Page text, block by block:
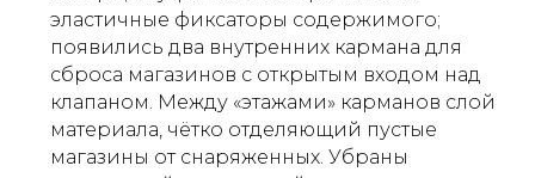
эластичные фиксаторы содержимого;
появились два внутренних кармана для
сброса магазинов с открытым входом над
клапаном. Между «этажами» карманов слой
материала, чётко отделяющий пустые
магазины от снаряженных. Убраны